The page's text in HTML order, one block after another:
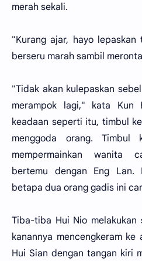
merah sekali.
"Kurang ajar, hayo lepaskan
berseru marah sambil
"Tidak akan kulepaskan
merampok lagi," kata Kun
keadaan seperti itu, timbul
menggoda orang. Timbul
mempermainkan wanita
bertemu dengan Eng Lan.
betapa dua orang gadis ini
Tiba-tiba Hui Nio melakukan
kanannya mencengkeram ke
Hui Sian dengan tangan kiri